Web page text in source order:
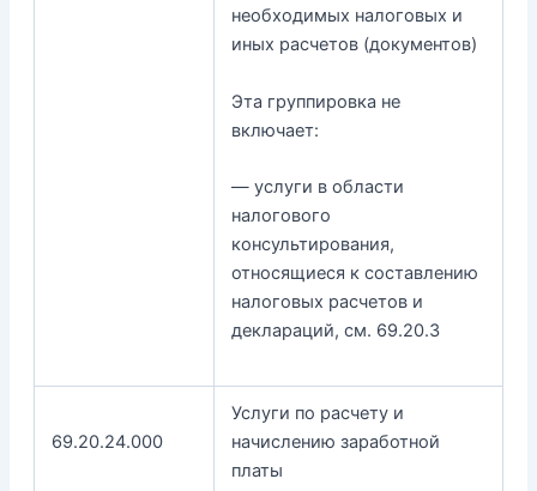
необходимых налоговых и
иных расчетов (документов)
Эта группировка не
включает:
— услуги в области
налогового
консультирования,
относящиеся к составлению
налоговых расчетов и
деклараций, см. 69.20.3
69.20.24.000
Услуги по расчету и
начислению заработной
платы